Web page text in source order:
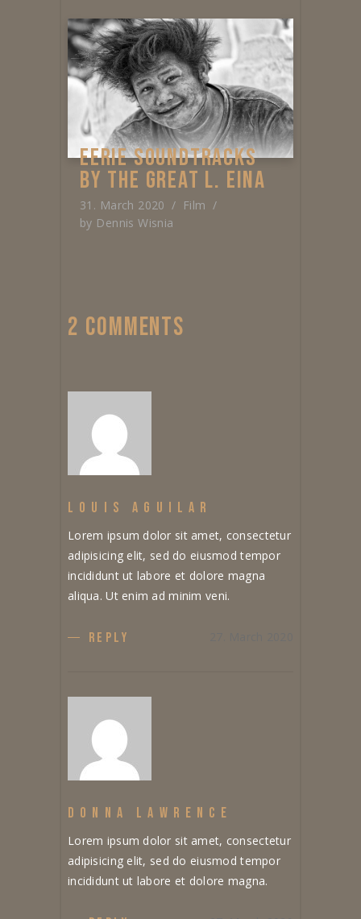
EERIE SOUNDTRACKS
BY THE GREAT L. EINA
31. March 2020
Film
by Dennis Wisnia
2 COMMENTS
LOUIS AGUILAR
Lorem ipsum dolor sit amet, consectetur
adipisicing elit, sed do eiusmod tempor
incididunt ut labore et dolore magna
aliqua. Ut enim ad minim veni.
REPLY
DONNA LAWRENCE
Lorem ipsum dolor sit amet, consectetur
adipisicing elit, sed do eiusmod tempor
incididunt ut labore et dolore magna.